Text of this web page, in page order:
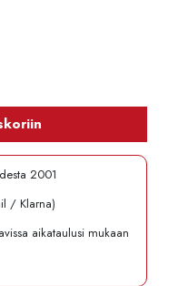
2001
/ Klarna)
aikataulusi mukaan